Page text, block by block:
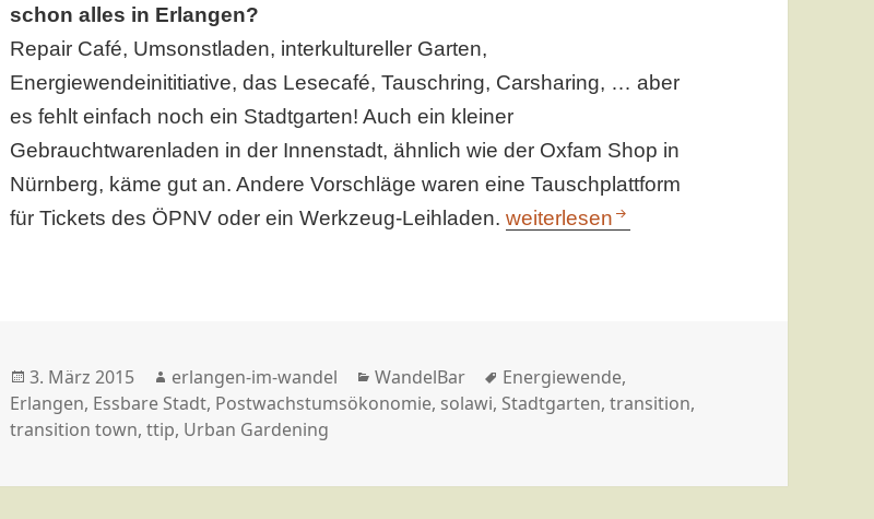
schon alles in Erlangen?
Repair Café, Umsonstladen, interkultureller Garten,
Energiewendeinititiative, das Lesecafé, Tauschring, Carsharing, … aber
es fehlt einfach noch ein Stadtgarten! Auch ein kleiner
Gebrauchtwarenladen in der Innenstadt, ähnlich wie der Oxfam Shop in
Nürnberg, käme gut an. Andere Vorschläge waren eine Tauschplattform
für Tickets des ÖPNV oder ein Werkzeug-Leihladen.Voices of Transition – Erlangen macht
weiterlesen
Veröffentlicht
am
3. März 2015 Autor
erlangen-im-wandel Kategorien
WandelBar Schlagwörter
Energiewende,
Erlangen, Essbare Stadt, Postwachstumsökonomie, solawi, Stadtgarten,transition,
transition town,ttip, Urban Gardening